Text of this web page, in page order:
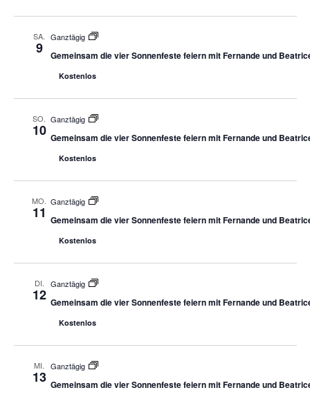
SA.
9
Ganztägig
Gemeinsam die vier Sonnenfeste feiern mit Fernande und
Kostenlos
SO.
10
Ganztägig
Gemeinsam die vier Sonnenfeste feiern mit Fernande und
Kostenlos
MO.
11
Ganztägig
Gemeinsam die vier Sonnenfeste feiern mit Fernande und
Kostenlos
DI.
12
Ganztägig
Gemeinsam die vier Sonnenfeste feiern mit Fernande und
Kostenlos
MI.
13
Ganztägig
Gemeinsam die vier Sonnenfeste feiern mit Fernande und